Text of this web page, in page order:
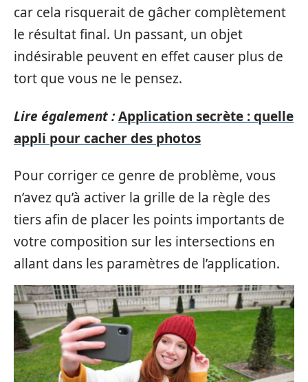
car cela risquerait de gâcher complètement
le résultat final. Un passant, un objet
indésirable peuvent en effet causer plus de
tort que vous ne le pensez.
Lire également :Application secrète : quelle
appli pour cacher des photos
Pour corriger ce genre de problème, vous
n’avez qu’à activer la grille de la règle des
tiers afin de placer les points importants de
votre composition sur les intersections en
allant dans les paramètres de l’application.